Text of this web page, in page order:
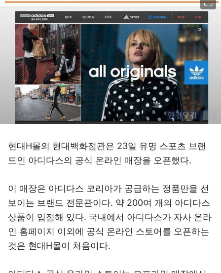
현대H몰의 현대백화점관은 23일 유명 스포츠 브랜
드인 아디다스의 공식 온라인 매장을 오픈했다.
이 매장은 아디다스 코리아가 공급하는 정품만을 선
보이는 브랜드 전문관이다. 약 200여 개의 아디다스
상품이 입점해 있다. 국내에서 아디다스가 자사 온라
인 홈페이지 이외에 공식 온라인 스토어를 오픈하는
것은 현대H몰이 처음이다.